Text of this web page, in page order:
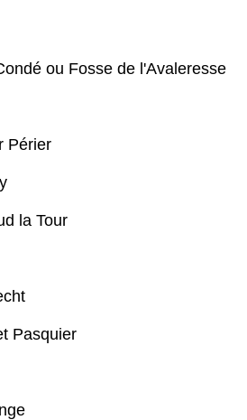
ou Fosse de l'Avaleresse
Périer
la Tour
Pasquier